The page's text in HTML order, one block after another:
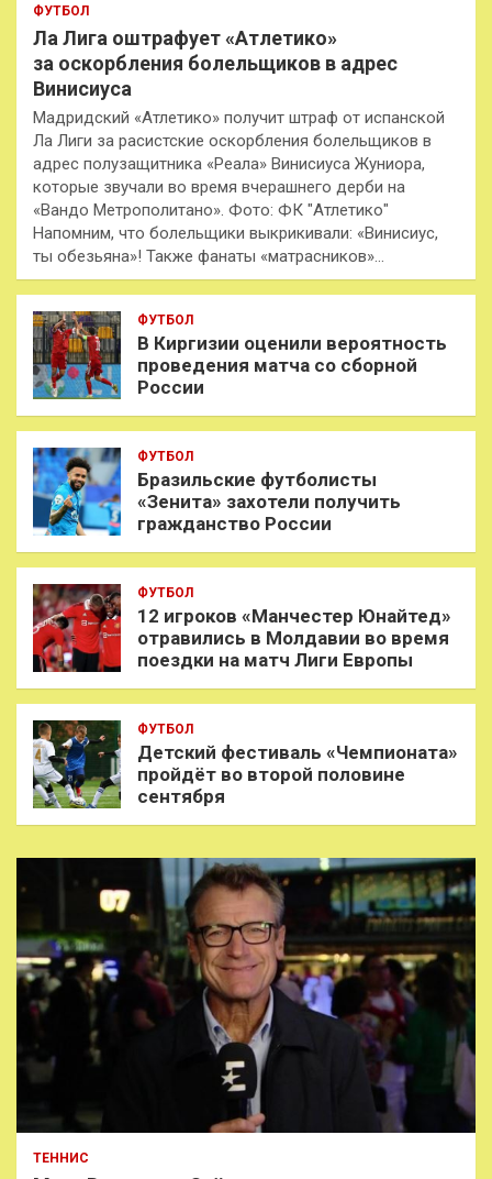
ФУТБОЛ
Ла Лига оштрафует «Атлетико»
за оскорбления болельщиков в адрес
Винисиуса
Мадридский «Атлетико» получит штраф от испанской
Ла Лиги за расистские оскорбления болельщиков в
адрес полузащитника «Реала» Винисиуса Жуниора,
которые звучали во время вчерашнего дерби на
«Вандо Метрополитано». Фото: ФК "Атлетико"
Напомним, что болельщики выкрикивали: «Винисиус,
ты обезьяна»! Также фанаты «матрасников»…
ФУТБОЛ
В Киргизии оценили вероятность
проведения матча со сборной
России
ФУТБОЛ
Бразильские футболисты
«Зенита» захотели получить
гражданство России
ФУТБОЛ
12 игроков «Манчестер Юнайтед»
отравились в Молдавии во время
поездки на матч Лиги Европы
ФУТБОЛ
Детский фестиваль «Чемпионата»
пройдёт во второй половине
сентября
ТЕННИС